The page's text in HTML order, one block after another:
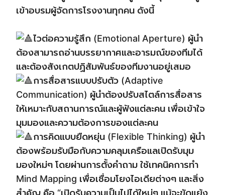
เข้าอบรมผู้จัดการโรงงานทุกคน ดังนี้
ไวต่อความรู้สึก (Emotional Aperture) ผู้นำ
ต้องสามารถอ่านบรรยากาศและอารมณ์ของทีมได้
และต้องสังเกตปฏิสัมพันธ์ของทีมงานอยู่เสมอ
การสื่อสารแบบปรับตัว (Adaptive
Communication) ผู้นำต้องปรับสไตล์การสื่อสาร
ให้เหมาะกับสถานการณ์และผู้ฟังแต่ละคน เพื่อเข้าใจ
มุมมองและความต้องการของแต่ละคน
การคิดแบบยืดหยุ่น (Flexible Thinking) ผู้นำ
ต้องพร้อมรับมือกับความคลุมเครือแลเปิดรับมุม
มองใหม่ๆ โดยผ่านการตั้งคำถาม ใช้เทคนิคการทำ
Mind Mapping เพื่อเชื่อมโยงไอเดียต่างๆ และสิ่ง
สำคัญ คือ “เปิดรับความเป็นไปได้ใหม่ๆ แม้จะขัดแย้ง